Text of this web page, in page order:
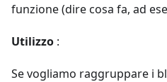
funzione (dire cosa fa, ad
Utilizzo :
Se vogliamo raggruppare i